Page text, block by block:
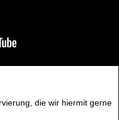
die wir hiermit gerne